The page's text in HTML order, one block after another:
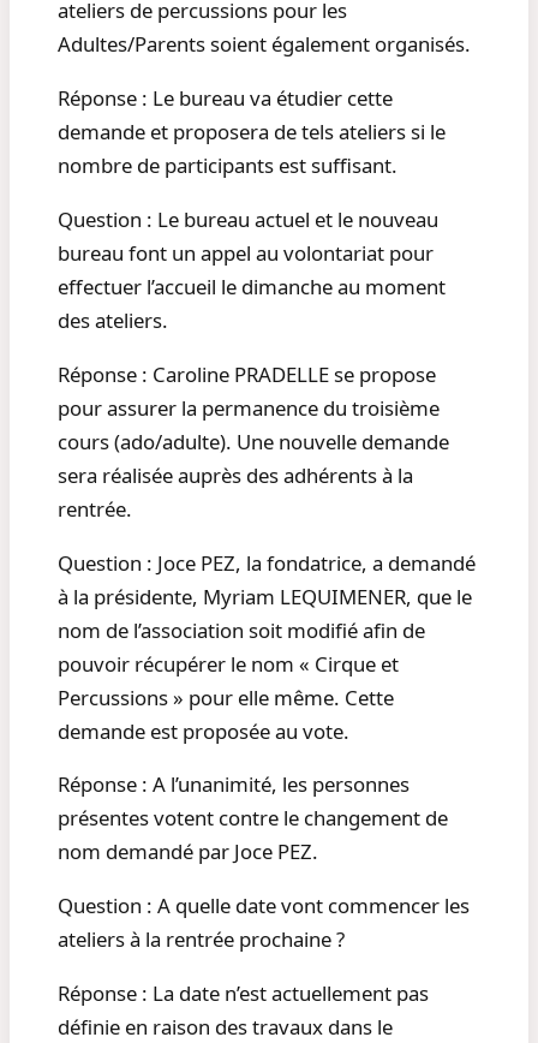
ateliers de percussions pour les
Adultes/Parents soient également organisés.
Réponse : Le bureau va étudier cette
demande et proposera de tels ateliers si le
nombre de participants est suffisant.
Question : Le bureau actuel et le nouveau
bureau font un appel au volontariat pour
effectuer l’accueil le dimanche au moment
des ateliers.
Réponse : Caroline PRADELLE se propose
pour assurer la permanence du troisième
cours (ado/adulte). Une nouvelle demande
sera réalisée auprès des adhérents à la
rentrée.
Question : Joce PEZ, la fondatrice, a demandé
à la présidente, Myriam LEQUIMENER, que le
nom de l’association soit modifié afin de
pouvoir récupérer le nom « Cirque et
Percussions » pour elle même. Cette
demande est proposée au vote.
Réponse : A l’unanimité, les personnes
présentes votent contre le changement de
nom demandé par Joce PEZ.
Question : A quelle date vont commencer les
ateliers à la rentrée prochaine ?
Réponse : La date n’est actuellement pas
définie en raison des travaux dans le